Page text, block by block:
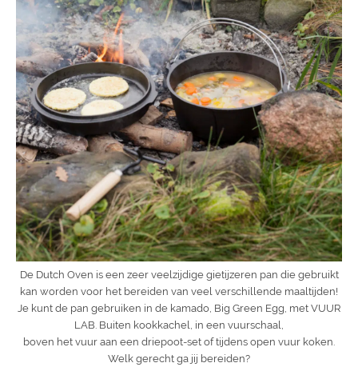
De Dutch Oven is een zeer veelzijdige gietijzeren pan die gebruikt
kan worden voor het bereiden van veel verschillende maaltijden!
Je kunt de pan gebruiken in de kamado, Big Green Egg, met VUUR
LAB. Buiten kookkachel, in een vuurschaal,
boven het vuur aan een driepoot-set of tijdens open vuur koken.
Welk gerecht ga jij bereiden?